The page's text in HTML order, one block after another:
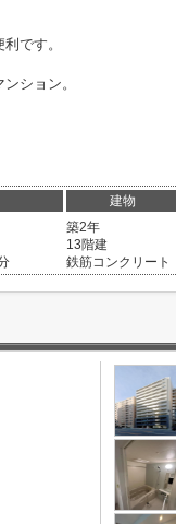
です。
ション。
建物
築2年
13階建
鉄筋コンクリート